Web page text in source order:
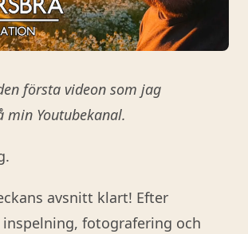
första videon som jag
min Youtubekanal.
avsnitt klart! Efter
fotografering och